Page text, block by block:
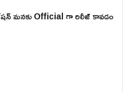
మనకు Official గా రిలీజ్ కావడం